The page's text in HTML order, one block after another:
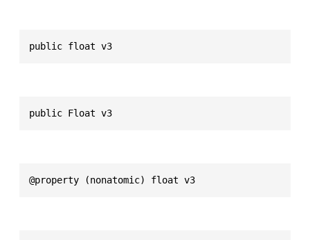
public float v3
public Float v3
@property (nonatomic) float v3